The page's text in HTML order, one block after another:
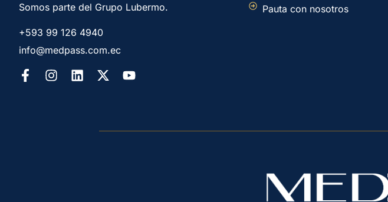
Somos parte del Grupo Lubermo.
+593 99 126 4940
info@medpass.com.ec
Pauta con nosotros